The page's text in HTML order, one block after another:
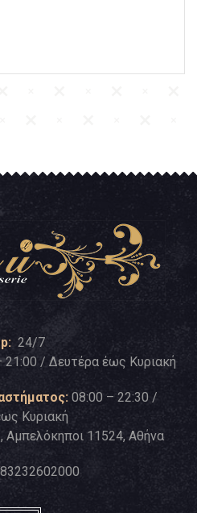
24/7
21:00 / Δευτέρα έως Κυριακή
08:00 – 22:30 /
Κυριακή
Αμπελόκηποι 11524, Αθήνα
83232602000